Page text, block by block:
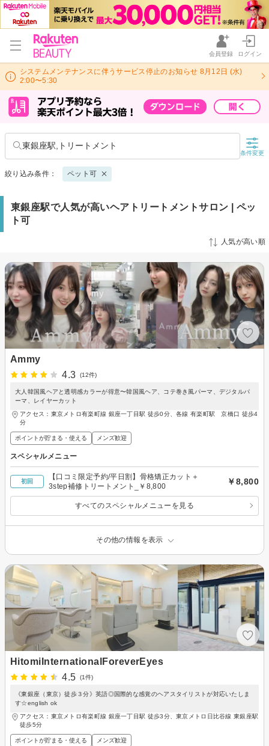
会員登録 ログイン
システムメンテナンスに伴うサービス停止のお知らせ 8月12日 (水)
2:00〜5:30
東銀座駅,トリートメント
条件変更
絞り込み条件： ペット可
東銀座駅で人気が高いヘアトリートメントサロン | ペッ
ト可
人気が高い順
Ammy
4.3
(12件)
大人韓国風ヘアと透明感カラーが得意〜韓国風ヘア、コテ巻き風パーマ、デジタルパ
ーマ、レイヤーカット
アクセス：東京メトロ有楽町線 銀座一丁目駅 徒歩0分、各線 有楽町駅 京橋口 徒歩4
分
ポイントが貯まる・使える メンズ歓迎
スペシャルメニュー
初回
【口コミ限定予約/平日割】骨格矯正カット＋
3step補修トリートメント_￥8,800
￥8,800
すべてのスペシャルメニューを見る
その他の情報を表示
HitomiInternationalForeverEyes
4.5
(1件)
《東銀座（東京）徒歩３分》英語◎国際的な感覚のヘアスタイリストが対応いたしま
す☆english ok
アクセス：東京メトロ有楽町線 銀座一丁目駅 徒歩3分、東京メトロ日比谷線 東銀座駅
徒歩5分
ポイントが貯まる・使える メンズ歓迎